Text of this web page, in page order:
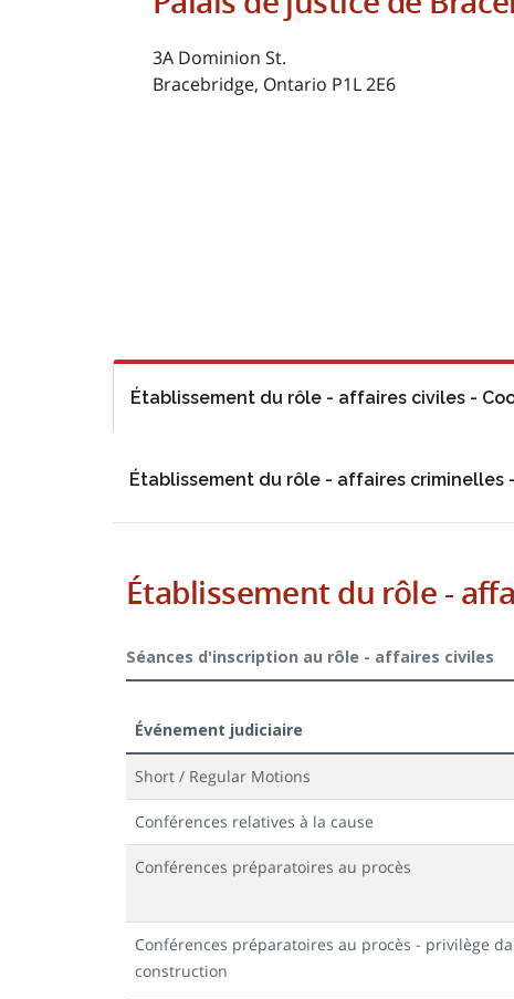
3A Dominion St.
Bracebridge, Ontario P1L 2E6
Établissement du rôle - affaires civiles -
Établissement du rôle - affaires criminelles
Établissement du rôle -
Séances d'inscription au rôle - affaires civiles
Événement judiciaire
Short / Regular Motions
Conférences relatives à la cause
Conférences préparatoires au procès
Conférences préparatoires au procès - privilège
construction